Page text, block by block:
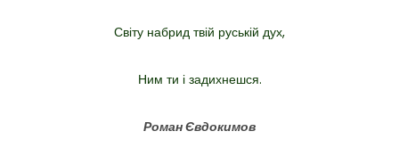
Світу набрид твій руській дух,
Ним ти і задихнешся.
Роман Євдокимов